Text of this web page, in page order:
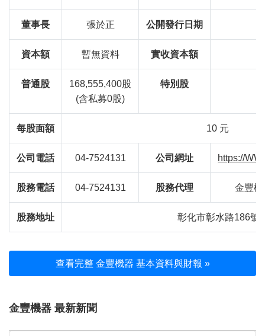
董事長 張於正 公開發行日期
資本額 暫無資料 實收資本額
普通股
168,555,400股
(含私募0股)
特別股
每股面額 10 元
公司電話 04-7524131 公司網址 https://
股務電話 04-7524131 股務代理 金豐
股務地址 彰化市彰水路186號
查看完整 金豐機器 基本資料與財報 »
金豐機器 最新新聞